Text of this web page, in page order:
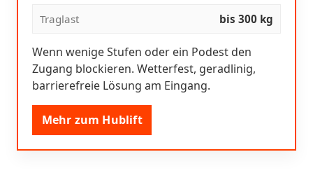
Traglast bis 300 kg
Wenn wenige Stufen oder ein Podest den
Zugang blockieren. Wetterfest, geradlinig,
barrierefreie Lösung am Eingang.
Mehr zum Hublift